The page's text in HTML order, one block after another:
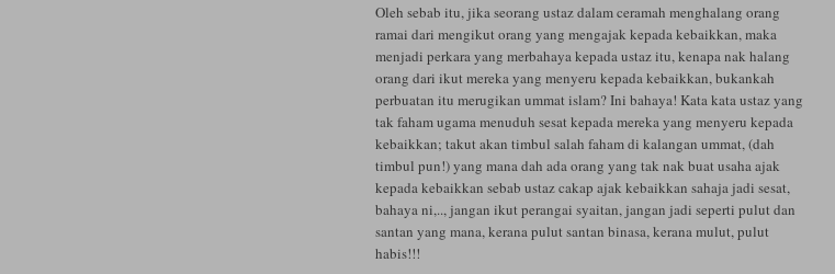
Oleh sebab itu, jika seorang ustaz dalam ceramah menghalang orang
ramai dari mengikut orang yang mengajak kepada kebaikkan, maka
menjadi perkara yang merbahaya kepada ustaz itu, kenapa nak halang
orang dari ikut mereka yang menyeru kepada kebaikkan, bukankah
perbuatan itu merugikan ummat islam? Ini bahaya! Kata kata ustaz yang
tak faham ugama menuduh sesat kepada mereka yang menyeru kepada
kebaikkan; takut akan timbul salah faham di kalangan ummat, (dah
timbul pun!) yang mana dah ada orang yang tak nak buat usaha ajak
kepada kebaikkan sebab ustaz cakap ajak kebaikkan sahaja jadi sesat,
bahaya ni,.., jangan ikut perangai syaitan, jangan jadi seperti pulut dan
santan yang mana, kerana pulut santan binasa, kerana mulut, pulut
habis!!!